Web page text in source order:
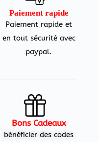
Paiement rapide
Paiement rapide et
en tout sécurité avec
paypal.
Bons Cadeaux
bénéficier des codes